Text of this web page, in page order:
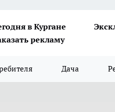
в Кургане
рекламу
Дача